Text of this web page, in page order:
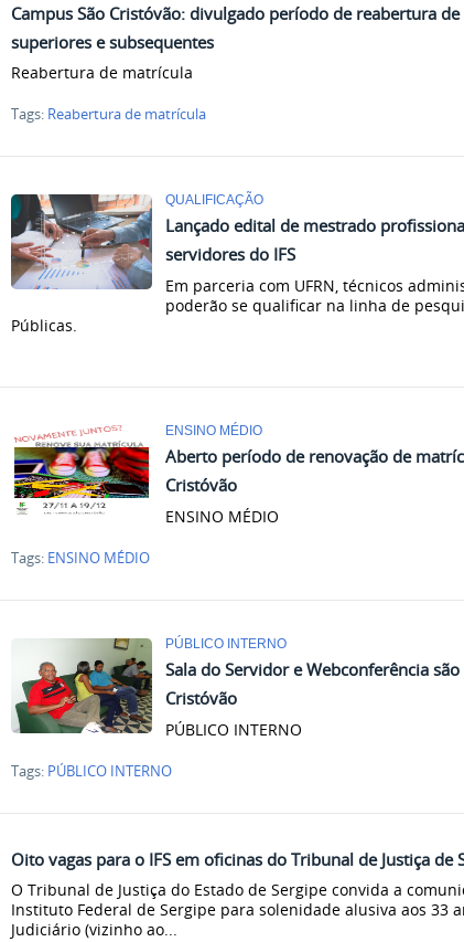
Campus São Cristóvão: divulgado período de reabertura
superiores e subsequentes
Reabertura de matrícula
Tags: Reabertura de matrícula
QUALIFICAÇÃO
Lançado edital de mestrado
servidores do IFS
Em parceria com UFRN, técnicos
poderão se qualificar na linha de
Públicas.
ENSINO MÉDIO
Aberto período de renovação de
Cristóvão
ENSINO MÉDIO
Tags: ENSINO MÉDIO
PÚBLICO INTERNO
Sala do Servidor e Webconferência
Cristóvão
PÚBLICO INTERNO
Tags: PÚBLICO INTERNO
Oito vagas para o IFS em oficinas do Tribunal de Justiça de
O Tribunal de Justiça do Estado de Sergipe convida a
Instituto Federal de Sergipe para solenidade alusiva aos 33
Judiciário (vizinho ao...